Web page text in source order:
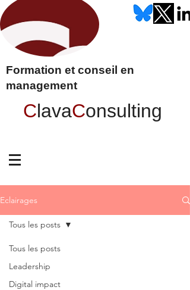
Formation et conseil en
management
ClavaConsulting
Eclairages
Tous les posts
Leadership
Digital impact
Tous les posts